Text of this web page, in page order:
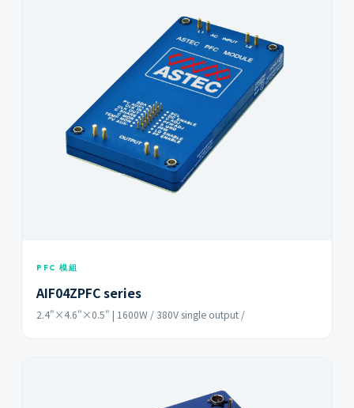
PFC 模組
AIF04ZPFC series
2.4"×4.6"×0.5" | 1600W / 380V single output /